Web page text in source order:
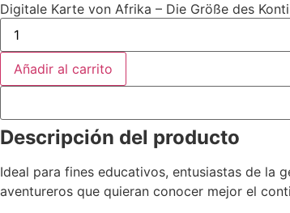
Digitale Karte von Afrika – Die Größe des
Añadir al carrito
Descripción del producto
Ideal para fines educativos, entusiastas de la
aventureros que quieran conocer mejor el